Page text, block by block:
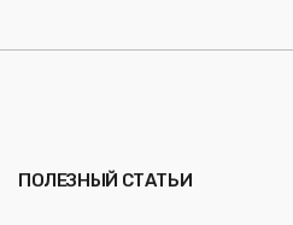
ПОЛЕЗНЫЙ СТАТЬИ